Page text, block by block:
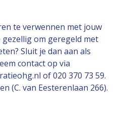
te verwennen met jouw
om geregeld met
Sluit je dan aan als
contact op via
of 020 370 73 59.
(C. van Eesterenlaan 266).